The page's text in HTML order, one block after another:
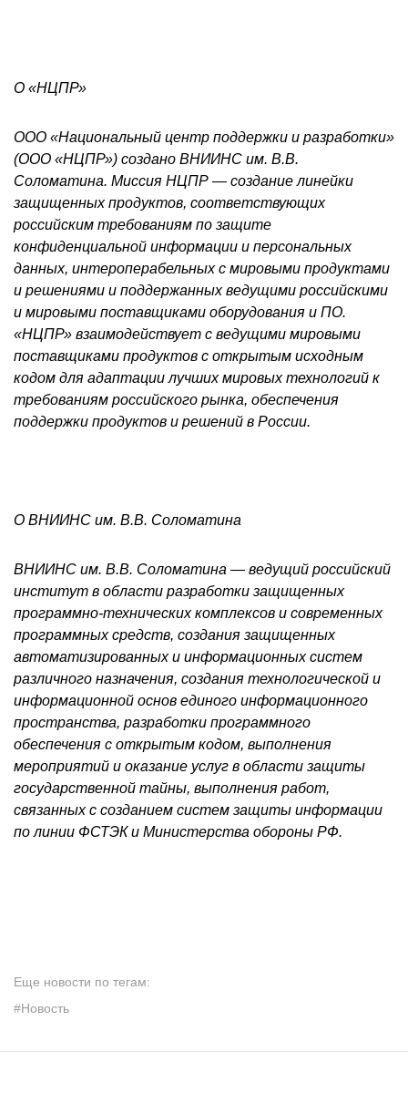
О «НЦПР»
ООО «Национальный центр поддержки и разработки»
(ООО «НЦПР») создано ВНИИНС им. В.В.
Соломатина. Миссия НЦПР — создание линейки
защищенных продуктов, соответствующих
российским требованиям по защите
конфиденциальной информации и персональных
данных, интероперабельных с мировыми продуктами
и решениями и поддержанных ведущими российскими
и мировыми поставщиками оборудования и ПО.
«НЦПР» взаимодействует с ведущими мировыми
поставщиками продуктов с открытым исходным
кодом для адаптации лучших мировых технологий к
требованиям российского рынка, обеспечения
поддержки продуктов и решений в России.
О ВНИИНС им. В.В. Соломатина
ВНИИНС им. В.В. Соломатина — ведущий российский
институт в области разработки защищенных
программно-технических комплексов и современных
программных средств, создания защищенных
автоматизированных и информационных систем
различного назначения, создания технологической и
информационной основ единого информационного
пространства, разработки программного
обеспечения с открытым кодом, выполнения
мероприятий и оказание услуг в области защиты
государственной тайны, выполнения работ,
связанных с созданием систем защиты информации
по линии ФСТЭК и Министерства обороны РФ.
Еще новости по тегам:
#Новость